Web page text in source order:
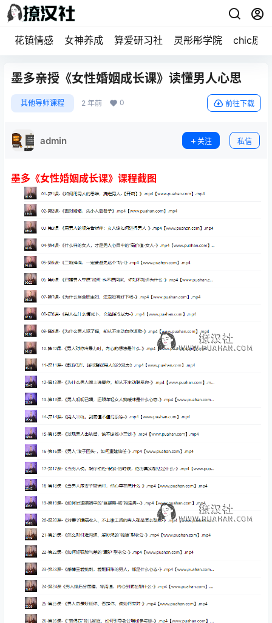
花镇情感 女神养成 算爱研习社 灵彤彤学院 chic原醉
墨多亲授《女性婚姻成长课》读懂男人心思
其他导师课程 2 年前 0 前往下载
admin 关注 私信
墨多《女性婚姻成长课》课程截图